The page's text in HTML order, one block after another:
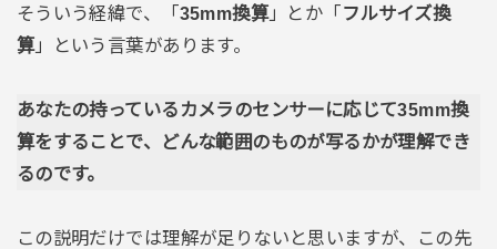
そういう経緯で、「35mm換算」とか「フルサイズ換
算」という言葉があります。
あなたの持っているカメラのセンサーに応じて35mm換
算をすることで、どんな範囲のものが写るかが理解でき
るのです。
この説明だけでは理解が足りないと思いますが、この先